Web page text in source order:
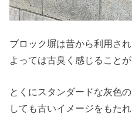
ブロック塀は昔から利用さ
よっては古臭く感じることが
とくにスタンダードな灰色
しても古いイメージをもたれ